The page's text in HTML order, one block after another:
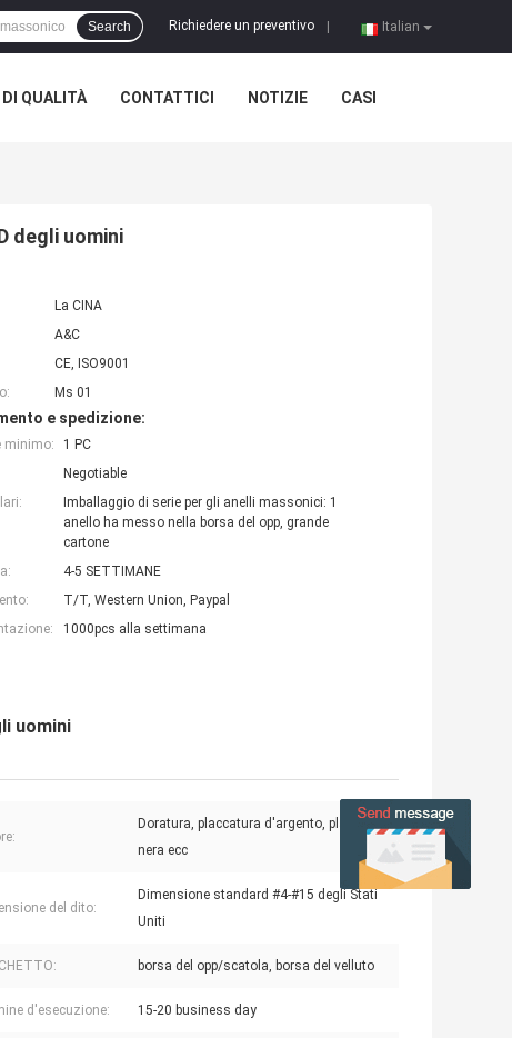
Italian
Richiedere un preventivo
Search
QUALITÀ CONTATTICI NOTIZIE CASI
degli uomini
La CINA
A&C
CE, ISO9001
Ms 01
e spedizione:
minimo:
1 PC
Negotiable
Imballaggio di serie per gli anelli massonici: 1
anello ha messo nella borsa del opp, grande
cartone
4-5 SETTIMANE
T/T, Western Union, Paypal
1000pcs alla settimana
uomini
Doratura, placcatura d'argento, placcatura
nera ecc
del dito:
Dimensione standard #4-#15 degli Stati
Uniti
borsa del opp/scatola, borsa del velluto
d'esecuzione: 15-20 business day